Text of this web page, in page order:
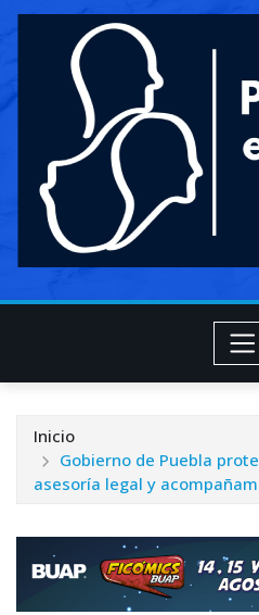
Inicio
Gobierno de Puebla
asesoría legal y